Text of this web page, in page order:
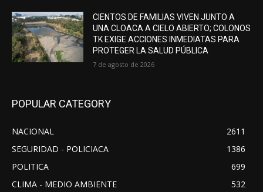
CIENTOS DE FAMILIAS VIVEN JUNTO A
UNA CLOACA A CIELO ABIERTO; COLONOS
TK EXIGE ACCIONES INMEDIATAS PARA
PROTEGER LA SALUD PÚBLICA
7 de agosto de 2026
POPULAR CATEGORY
NACIONAL
2611
SEGURIDAD - POLICIACA
1386
POLITICA
699
CLIMA - MEDIO AMBIENTE
532